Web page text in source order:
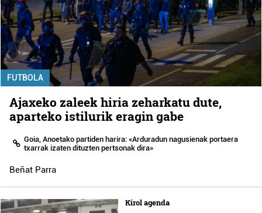
FUTBOLA
Ajaxeko zaleek hiria zeharkatu dute,
aparteko istilurik eragin gabe
Goia, Anoetako partiden harira: «Arduradun nagusienak portaera
txarrak izaten dituzten pertsonak dira»
Beñat Parra
Kirol agenda